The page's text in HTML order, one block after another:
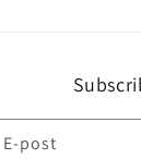
E-post